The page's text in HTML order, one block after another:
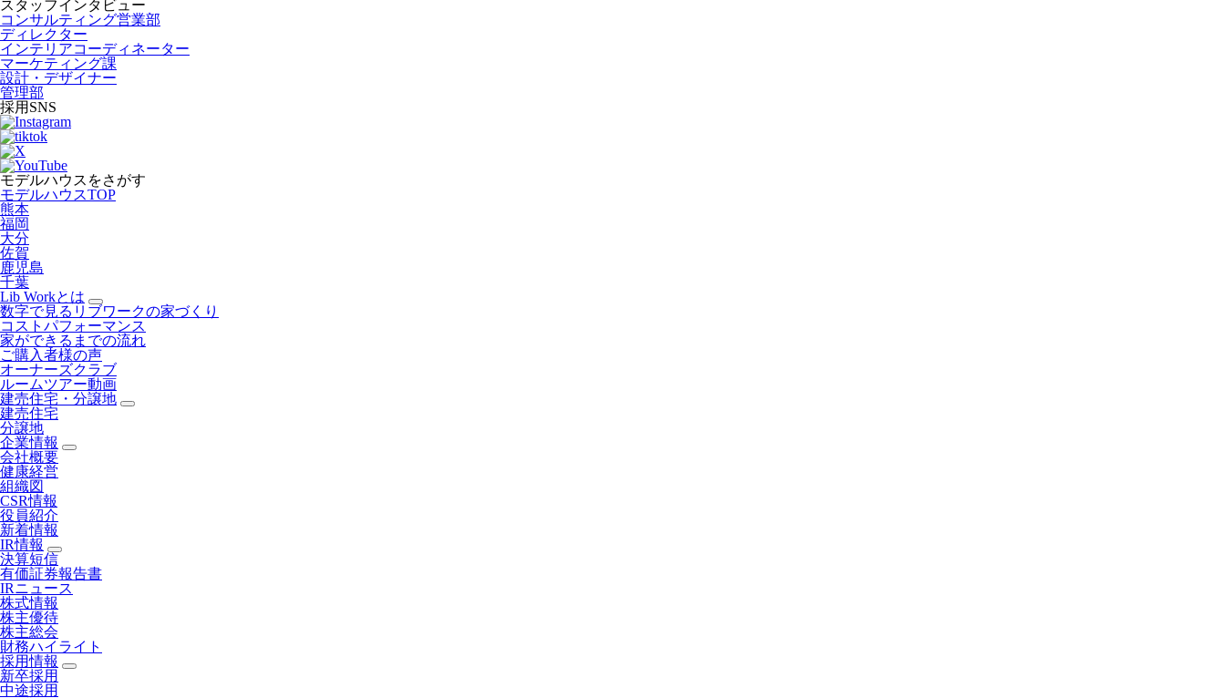
スタッフインタビュー
コンサルティング営業部
ディレクター
インテリアコーディネーター
マーケティング課
設計・デザイナー
管理部
採用SNS
モデルハウスをさがす
モデルハウスTOP
熊本
福岡
大分
佐賀
鹿児島
千葉
Lib Workとは
数字で見るリブワークの家づくり
コストパフォーマンス
家ができるまでの流れ
ご購入者様の声
オーナーズクラブ
ルームツアー動画
建売住宅・分譲地
建売住宅
分譲地
企業情報
会社概要
健康経営
組織図
CSR情報
役員紹介
新着情報
IR情報
決算短信
有価証券報告書
IRニュース
株式情報
株主優待
株主総会
財務ハイライト
採用情報
新卒採用
中途採用